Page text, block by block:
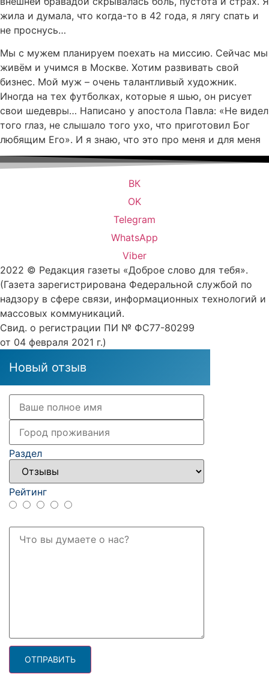
жила и думала, что когда-то в 42 года, я лягу спать и
не проснусь…
Мы с мужем планируем поехать на миссию. Сейчас мы
живём и учимся в Москве. Хотим развивать свой
бизнес. Мой муж – очень талантливый художник.
Иногда на тех футболках, которые я шью, он рисует
свои шедевры… Написано у апостола Павла: «Не видел
того глаз, не слышало того ухо, что приготовил Бог
любящим Его». И я знаю, что это про меня и для меня
ВК
OK
Telegram
WhatsApp
Viber
2022 © Редакция газеты «Доброе слово для тебя».
(Газета зарегистрирована Федеральной службой по
надзору в сфере связи, информационных технологий и
массовых коммуникаций.
Свид. о регистрации ПИ № ФС77-80299
от 04 февраля 2021 г.)
Новый отзыв
Раздел
Рейтинг